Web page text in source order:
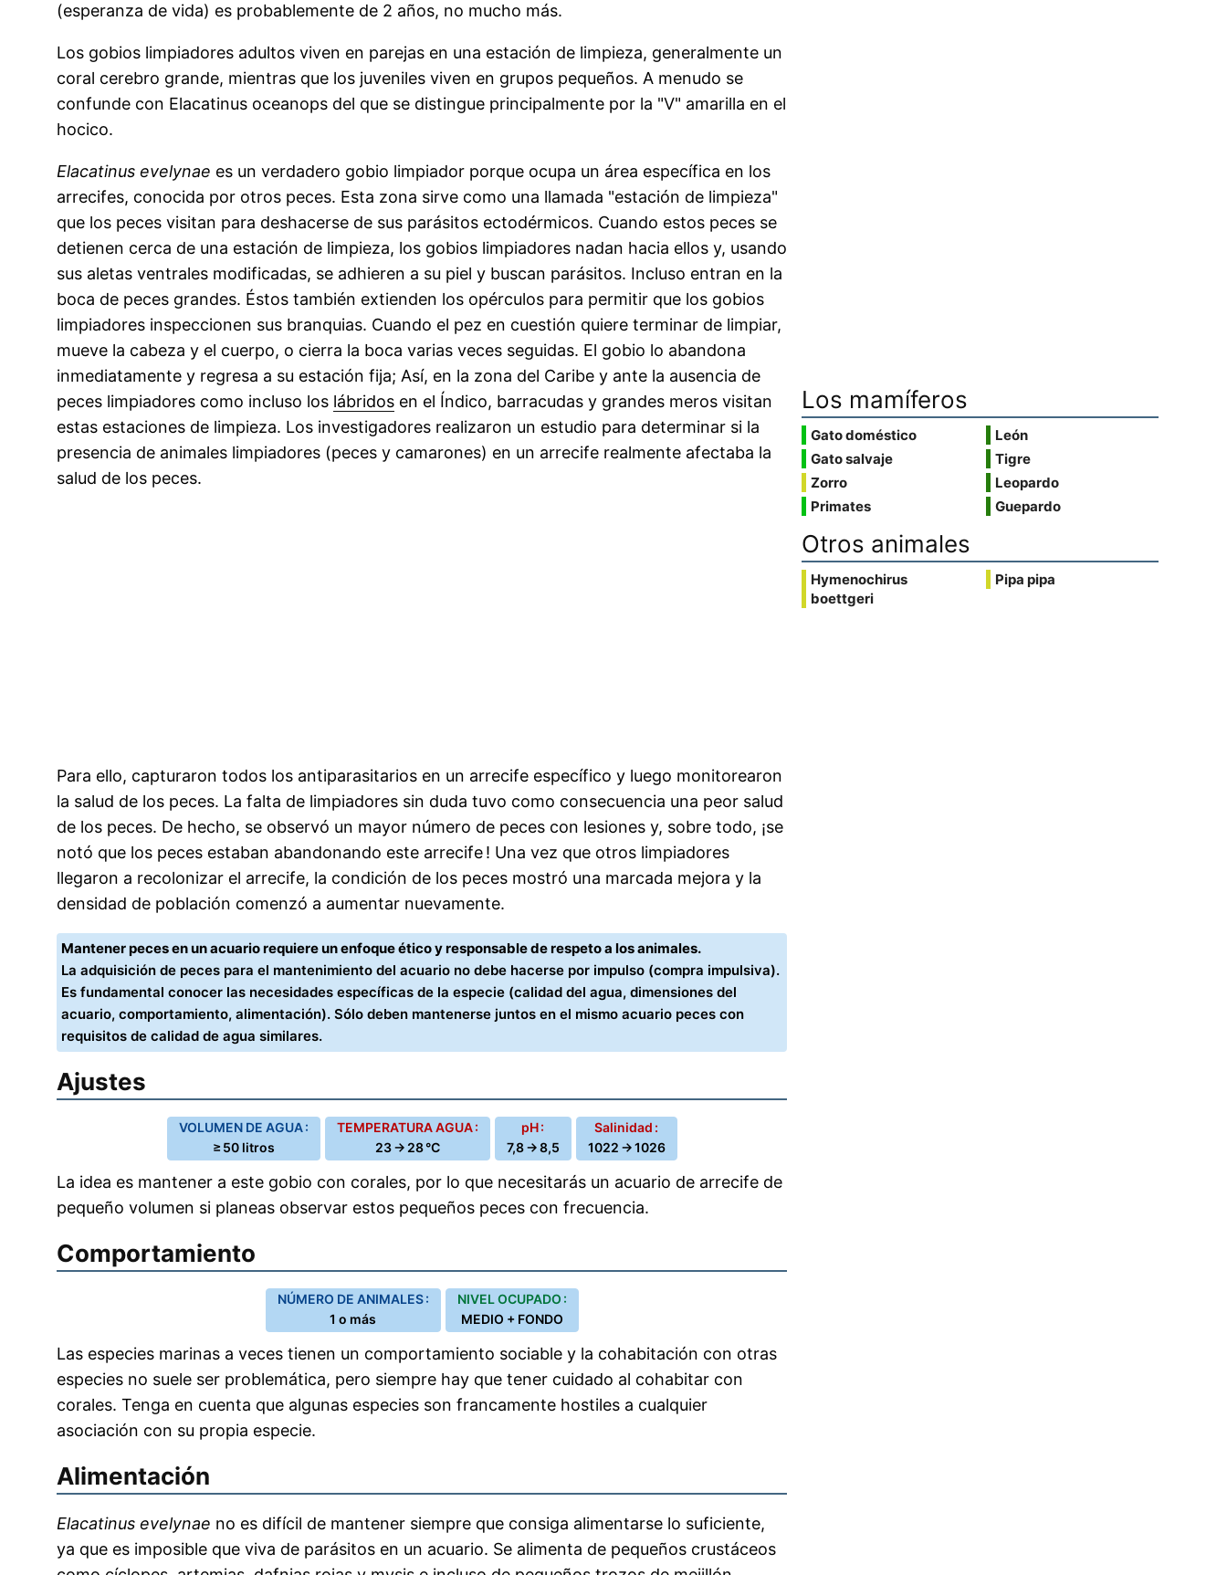
(esperanza de vida) es probablemente de 2 años, no mucho más.
Los gobios limpiadores adultos viven en parejas en una estación de limpieza, generalmente un
coral cerebro grande, mientras que los juveniles viven en grupos pequeños. A menudo se
confunde con Elacatinus oceanops del que se distingue principalmente por la "V" amarilla en el
hocico.
Elacatinus evelynae es un verdadero gobio limpiador porque ocupa un área específica en los
arrecifes, conocida por otros peces. Esta zona sirve como una llamada "estación de limpieza"
que los peces visitan para deshacerse de sus parásitos ectodérmicos. Cuando estos peces se
detienen cerca de una estación de limpieza, los gobios limpiadores nadan hacia ellos y, usando
sus aletas ventrales modificadas, se adhieren a su piel y buscan parásitos. Incluso entran en la
boca de peces grandes. Éstos también extienden los opérculos para permitir que los gobios
limpiadores inspeccionen sus branquias. Cuando el pez en cuestión quiere terminar de limpiar,
mueve la cabeza y el cuerpo, o cierra la boca varias veces seguidas. El gobio lo abandona
inmediatamente y regresa a su estación fija; Así, en la zona del Caribe y ante la ausencia de
peces limpiadores como incluso los lábridos en el Índico, barracudas y grandes meros visitan
estas estaciones de limpieza. Los investigadores realizaron un estudio para determinar si la
presencia de animales limpiadores (peces y camarones) en un arrecife realmente afectaba la
salud de los peces.
Para ello, capturaron todos los antiparasitarios en un arrecife específico y luego monitorearon
la salud de los peces. La falta de limpiadores sin duda tuvo como consecuencia una peor salud
de los peces. De hecho, se observó un mayor número de peces con lesiones y, sobre todo, ¡se
notó que los peces estaban abandonando este arrecife ! Una vez que otros limpiadores
llegaron a recolonizar el arrecife, la condición de los peces mostró una marcada mejora y la
densidad de población comenzó a aumentar nuevamente.
Mantener peces en un acuario requiere un enfoque ético y responsable de respeto a los animales.
La adquisición de peces para el mantenimiento del acuario no debe hacerse por impulso (compra impulsiva).
Es fundamental conocer las necesidades específicas de la especie (calidad del agua, dimensiones del
acuario, comportamiento, alimentación). Sólo deben mantenerse juntos en el mismo acuario peces con
requisitos de calidad de agua similares.
Ajustes
VOLUMEN DE AGUA :
≥ 50 litros
TEMPERATURA AGUA :
23 → 28 °C
pH :
7,8 → 8,5
Salinidad :
1022 → 1026
La idea es mantener a este gobio con corales, por lo que necesitarás un acuario de arrecife de
pequeño volumen si planeas observar estos pequeños peces con frecuencia.
Comportamiento
NÚMERO DE ANIMALES :
1 o más
NIVEL OCUPADO :
MEDIO + FONDO
Las especies marinas a veces tienen un comportamiento sociable y la cohabitación con otras
especies no suele ser problemática, pero siempre hay que tener cuidado al cohabitar con
corales. Tenga en cuenta que algunas especies son francamente hostiles a cualquier
asociación con su propia especie.
Alimentación
Elacatinus evelynae no es difícil de mantener siempre que consiga alimentarse lo suficiente,
ya que es imposible que viva de parásitos en un acuario. Se alimenta de pequeños crustáceos
Los mamíferos
Gato doméstico
Gato salvaje
Zorro
Primates
León
Tigre
Leopardo
Guepardo
Otros animales
Hymenochirus
boettgeri
Pipa pipa